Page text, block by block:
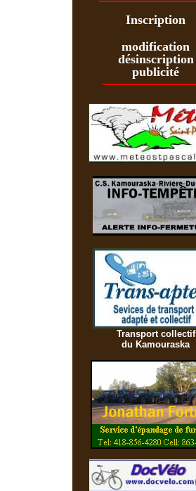
Inscription
modification
désinscription
publicité
Transport collectif
du Kamouraska